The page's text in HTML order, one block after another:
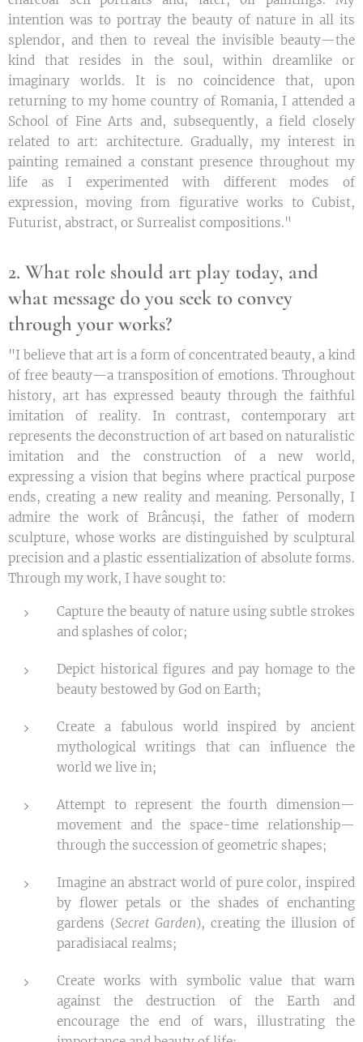
intention was to portray the beauty of nature in all its
splendor, and then to reveal the invisible beauty—the
kind that resides in the soul, within dreamlike or
imaginary worlds. It is no coincidence that, upon
returning to my home country of Romania, I attended a
School of Fine Arts and, subsequently, a field closely
related to art: architecture. Gradually, my interest in
painting remained a constant presence throughout my
life as I experimented with different modes of
expression, moving from figurative works to Cubist,
Futurist, abstract, or Surrealist compositions."
2. What role should art play today, and
what message do you seek to convey
through your works?
"I believe that art is a form of concentrated beauty, a kind
of free beauty—a transposition of emotions. Throughout
history, art has expressed beauty through the faithful
imitation of reality. In contrast, contemporary art
represents the deconstruction of art based on naturalistic
imitation and the construction of a new world,
expressing a vision that begins where practical purpose
ends, creating a new reality and meaning. Personally, I
admire the work of Brâncuși, the father of modern
sculpture, whose works are distinguished by sculptural
precision and a plastic essentialization of absolute forms.
Through my work, I have sought to:
Capture the beauty of nature using subtle strokes
and splashes of color;
Depict historical figures and pay homage to the
beauty bestowed by God on Earth;
Create a fabulous world inspired by ancient
mythological writings that can influence the
world we live in;
Attempt to represent the fourth dimension—
movement and the space-time relationship—
through the succession of geometric shapes;
Imagine an abstract world of pure color, inspired
by flower petals or the shades of enchanting
gardens (Secret Garden), creating the illusion of
paradisiacal realms;
Create works with symbolic value that warn
against the destruction of the Earth and
encourage the end of wars, illustrating the